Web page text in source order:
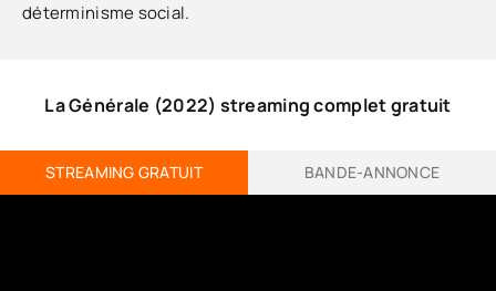
déterminisme social.
La Générale (2022) streaming complet gratuit
STREAMING GRATUIT BANDE-ANNONCE